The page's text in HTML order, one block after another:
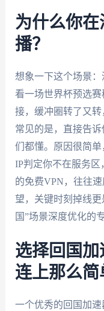
为什么你
播？
想象一下这个场景
看一场世界杯预选
接，缓冲圈转了又
常见的是，直接告
们都懂。原因很简单
IP判定你不在服务区
的免费VPN，往往
望，关键时刻掉线
国”场景深度优化的
选择回国
连上那么简
一个优秀的回国加